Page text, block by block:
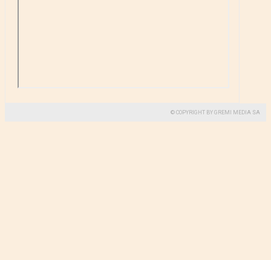
© COPYRIGHT BY GREMI MEDIA SA